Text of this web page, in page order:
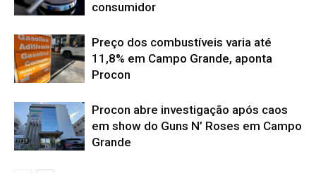
consumidor
Preço dos combustíveis varia até
11,8% em Campo Grande, aponta
Procon
Procon abre investigação após caos
em show do Guns N’ Roses em Campo
Grande